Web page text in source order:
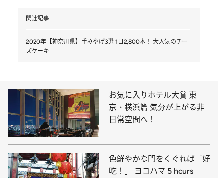
関連記事
2020年【神奈川県】手みやげ3選 1日2,800本！ 大人気のチー
ズケーキ
お気に入りホテル大賞 東
京・横浜篇 気分が上がる非
日常空間へ！
色鮮やかな門をくぐれば「好
吃！」 ヨコハマ 5 hours